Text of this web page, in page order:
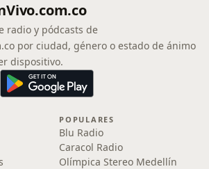
radio y pódcasts de
por ciudad, género o estado de ánimo
dispositivo.
POPULARES
Blu Radio
Caracol Radio
Olímpica Stereo Medellín